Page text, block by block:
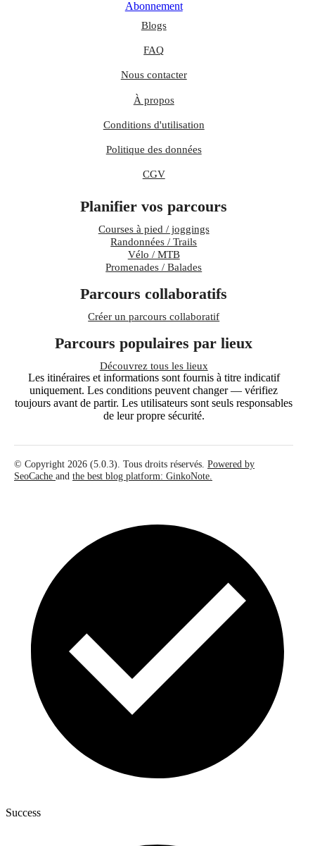
Abonnement
Blogs
FAQ
Nous contacter
À propos
Conditions d'utilisation
Politique des données
CGV
Planifier vos parcours
Courses à pied / joggings
Randonnées / Trails
Vélo / MTB
Promenades / Balades
Parcours collaboratifs
Créer un parcours collaboratif
Parcours populaires par lieux
Découvrez tous les lieux
Les itinéraires et informations sont fournis à titre indicatif
uniquement. Les conditions peuvent changer — vérifiez
toujours avant de partir. Les utilisateurs sont seuls responsables
de leur propre sécurité.
© Copyright 2026 (5.0.3). Tous droits réservés. Powered by
SeoCache and the best blog platform: GinkoNote.
Success